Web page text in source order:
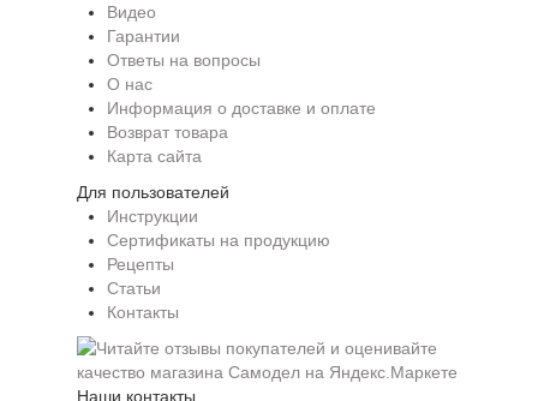
Видео
Гарантии
Ответы на вопросы
О нас
Информация о доставке и оплате
Возврат товара
Карта сайта
Для пользователей
Инструкции
Сертификаты на продукцию
Рецепты
Статьи
Контакты
Наши контакты